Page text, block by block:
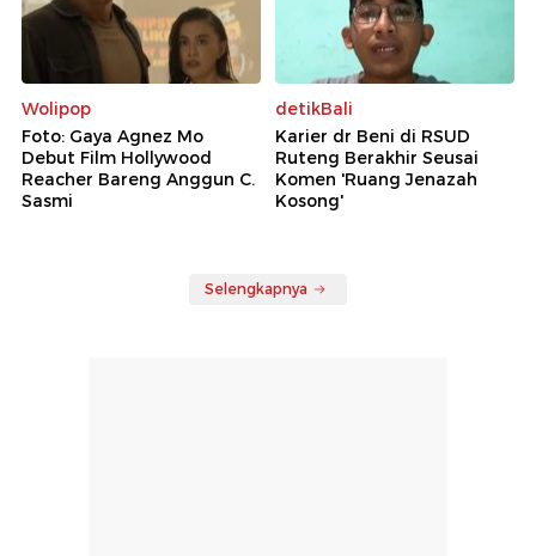
Wolipop
Foto: Gaya Agnez Mo
Debut Film Hollywood
Reacher Bareng Anggun C.
Sasmi
detikBali
Karier dr Beni di RSUD
Ruteng Berakhir Seusai
Komen 'Ruang Jenazah
Kosong'
Selengkapnya